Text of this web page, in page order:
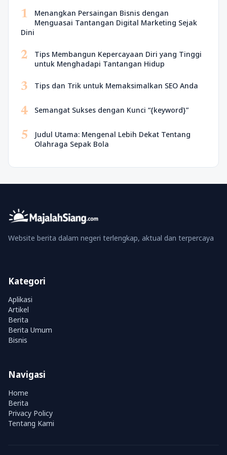
1
Menangkan Persaingan Bisnis dengan
Menguasai Tantangan Digital Marketing Sejak
Dini
2
Tips Membangun Kepercayaan Diri yang Tinggi
untuk Menghadapi Tantangan Hidup
3 Tips dan Trik untuk Memaksimalkan SEO Anda
4 Semangat Sukses dengan Kunci “{keyword}”
5
Judul Utama: Mengenal Lebih Dekat Tentang
Olahraga Sepak Bola
Website berita dalam negeri terlengkap, aktual dan terpercaya
Kategori
Aplikasi
Artikel
Berita
Berita Umum
Bisnis
Navigasi
Home
Berita
Privacy Policy
Tentang Kami